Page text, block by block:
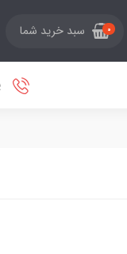
0 سبد خرید شما